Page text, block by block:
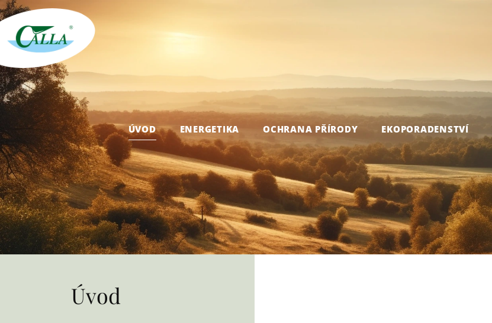
ÚVOD ENERGETIKA OCHRANA PŘÍRODY EKOPORADENSTVÍ
Úvod